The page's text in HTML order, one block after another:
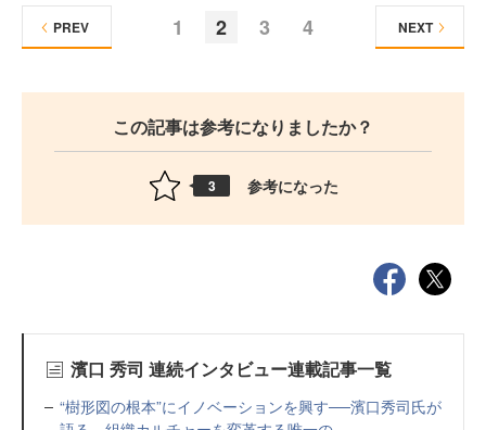
1 2 3 4
PREV NEXT
この記事は参考になりましたか？
3 参考になった
濱口 秀司 連続インタビュー連載記事一覧
“樹形図の根本”にイノベーションを興す──濱口秀司氏が